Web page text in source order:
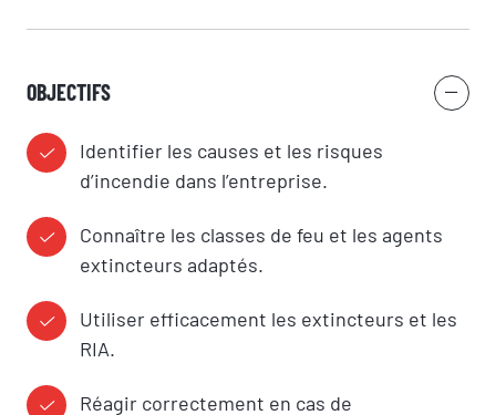
OBJECTIFS
Identifier les causes et les risques
d’incendie dans l’entreprise.
Connaître les classes de feu et les agents
extincteurs adaptés.
Utiliser efficacement les extincteurs et les
RIA.
Réagir correctement en cas de
RÉSERVER UNE SESSION
Vous êtes
Prénom